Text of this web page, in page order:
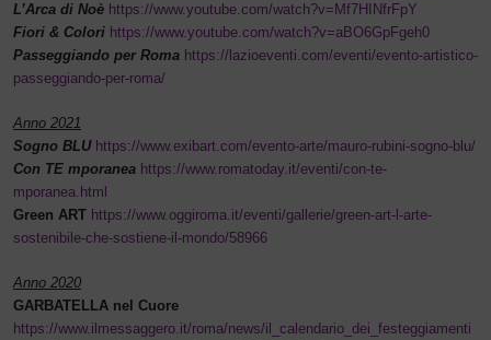
L’Arca di Noè https://www.youtube.com/watch?v=Mf7HINfrFpY
Fiori & Colori https://www.youtube.com/watch?v=aBO6GpFgeh0
Passeggiando per Roma https://lazioeventi.com/eventi/evento-artistico-
passeggiando-per-roma/
Anno 2021
Sogno BLU https://www.exibart.com/evento-arte/mauro-rubini-sogno-blu/
Con TE mporanea https://www.romatoday.it/eventi/con-te-
mporanea.html
Green ART https://www.oggiroma.it/eventi/gallerie/green-art-l-arte-
sostenibile-che-sostiene-il-mondo/58966
Anno 2020
GARBATELLA nel Cuore
https://www.ilmessaggero.it/roma/news/il_calendario_dei_festeggiamenti